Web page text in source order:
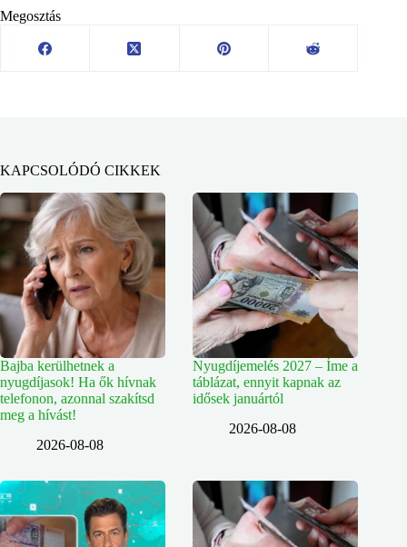
Megosztás
KAPCSOLÓDÓ CIKKEK
Bajba kerülhetnek a
nyugdíjasok! Ha ők hívnak
telefonon, azonnal szakítsd
meg a hívást!
2026-08-08
Nyugdíjemelés 2027 – Íme a
táblázat, ennyit kapnak az
idősek januártól
2026-08-08